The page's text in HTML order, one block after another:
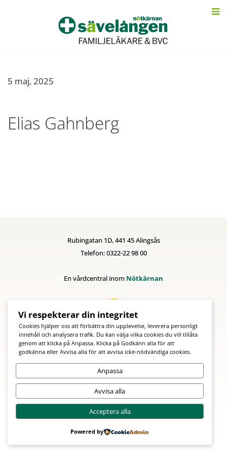
5 maj, 2025
Elias Gahnberg
Rubingatan 1D, 441 45 Alingsås
Telefon: 0322-22 98 00
En vårdcentral inom Nötkärnan
Vi respekterar din integritet
Cookies hjälper oss att förbättra din upplevelse, leverera personligt
innehåll och analysera trafik. Du kan välja vilka cookies du vill tillåta
genom att klicka på Anpassa. Klicka på Godkänn alla för att
godkänna eller Avvisa alla för att avvisa icke-nödvändiga cookies.
Anpassa
Avvisa alla
Acceptera alla
Powered by